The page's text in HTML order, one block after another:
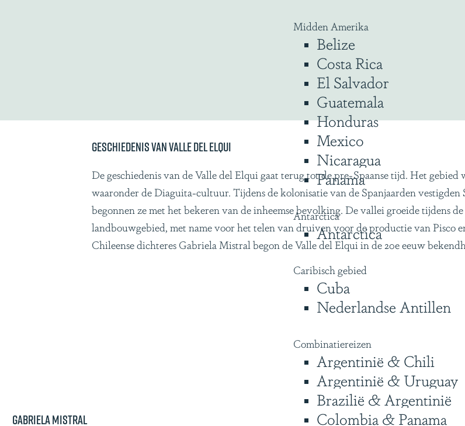
Midden Amerika
Belize
Costa Rica
El Salvador
Guatemala
Honduras
Mexico
Nicaragua
Panama
Antarctica
Antarctica
Caribisch gebied
Cuba
Nederlandse Antillen
Combinatiereizen
Argentinië & Chili
Argentinië & Uruguay
Brazilië & Argentinië
Colombia & Panama
Geschiedenis van Valle del Elqui
De geschiedenis van de Valle del Elqui gaat terug tot de pre-Spaanse tijd. Het
waaronder de Diaguita-cultuur. Tijdens de kolonisatie van de Spanjaarden vestigden
begonnen ze met het bekeren van de inheemse bevolking. De vallei groeide tijdens
landbouwgebied, met name voor het telen van druiven voor de productie van Pisco
Chileense dichteres Gabriela Mistral begon de Valle del Elqui in de 20e eeuw
Gabriela Mistral